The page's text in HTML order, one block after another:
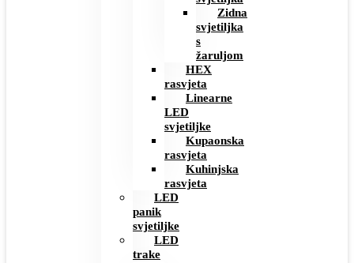
Zidna
svjetiljka
s
žaruljom
HEX
rasvjeta
Linearne
LED
svjetiljke
Kupaonska
rasvjeta
Kuhinjska
rasvjeta
LED
panik
svjetiljke
LED
trake